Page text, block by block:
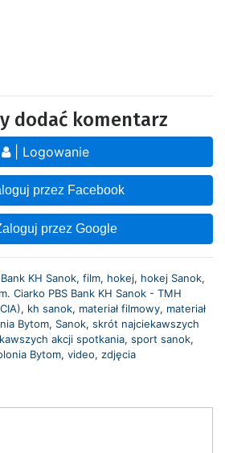
dodać komentarz
| Logowanie
przez Facebook
przez Google
KH Sanok, film, hokej, hokej Sanok,
Ciarko PBS Bank KH Sanok - TMH
, kh sanok, materiał filmowy, materiał
Bytom, Sanok, skrót najciekawszych
akcji spotkania, sport sanok,
Bytom, video, zdjęcia